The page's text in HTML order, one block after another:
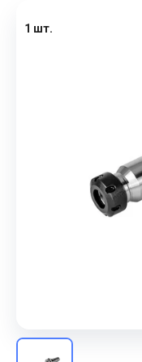
1 шт.